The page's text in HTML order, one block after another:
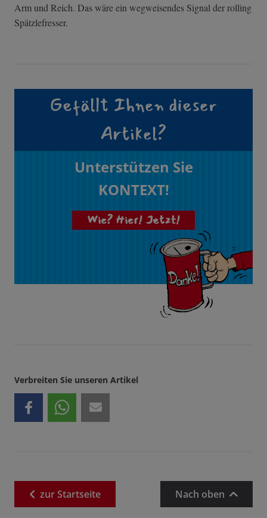
Arm und Reich. Das wäre ein wegweisendes Signal der rolling
Spätzlefresser.
Gefällt Ihnen dieser
Artikel?
Unterstützen Sie
KONTEXT!
Wie? Hier! Jetzt!
Verbreiten Sie unseren Artikel
zurStartseite Nach oben